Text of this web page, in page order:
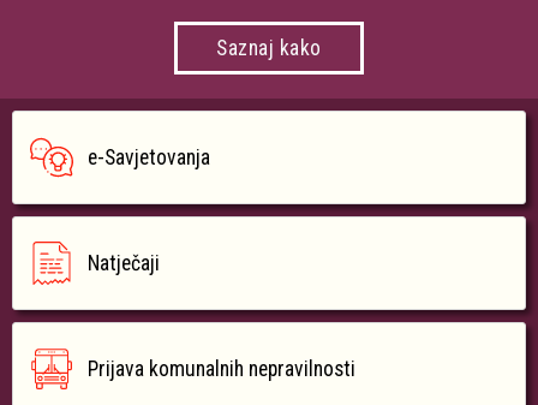
Saznaj kako
e-Savjetovanja
Natječaji
Prijava komunalnih nepravilnosti